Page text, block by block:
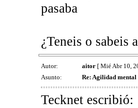
pasaba
¿Teneis o sabeis
Autor: aitor[ Mié Abr 10,
Asunto:
Re: Agilidad mental
Tecknet escribió: